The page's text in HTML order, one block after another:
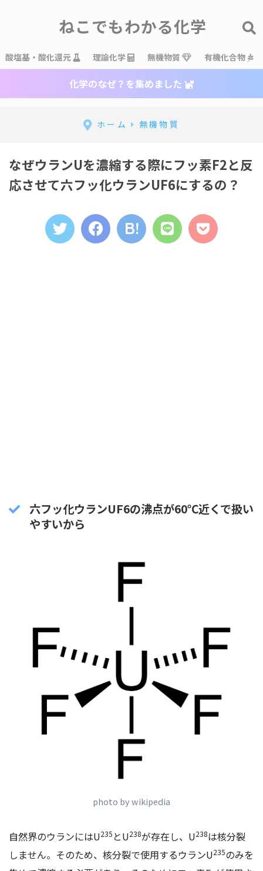
ねこでもわかる化学
酸塩基・酸化還元 理論化学 無機物質 有機化合物
化学のなぜ？を集めました
ホーム 無機物質
なぜウランUを濃縮する際にフッ素F2と反
応させて六フッ化ウランUF6にするの？
六フッ化ウランUF6の沸点が60℃近くで扱い
やすいから
photo by wikipedia
自然界のウランにはU235 とU238が存在し、U238は核分裂
しません。そのため、核分裂で使用するウランU235のみを